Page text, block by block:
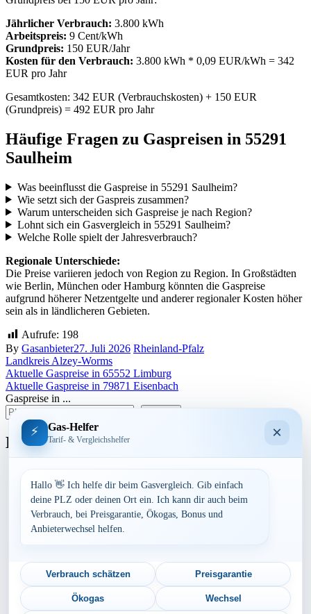
Jährlicher Verbrauch: 3.800 kWh
Arbeitspreis: 9 Cent/kWh
Grundpreis: 150 EUR/Jahr
Kosten für den Verbrauch: 3.800 kWh * 0,09 EUR/kWh = 342
EUR pro Jahr
Gesamtkosten: 342 EUR (Verbrauchskosten) + 150 EUR
(Grundpreis) = 492 EUR pro Jahr
Häufige Fragen zu Gaspreisen in 55291
Saulheim
Was beeinflusst die Gaspreise in 55291 Saulheim?
Wie setzt sich der Gaspreis zusammen?
Warum unterscheiden sich Gaspreise je nach Region?
Lohnt sich ein Gasvergleich in 55291 Saulheim?
Welche Rolle spielt der Jahresverbrauch?
Regionale Unterschiede:
Die Preise variieren jedoch von Region zu Region. In Großstädten
wie Berlin, München oder Hamburg könnten die Gaspreise
aufgrund höherer Netzentgelte und anderer regionaler Kosten höher
sein als in ländlicheren Gebieten.
Aufrufe: 198
By Gasanbieter27. Juli 2026 Rheinland-Pfalz
Landkreis Alzey-Worms
Beitragsnavigation
Aktuelle Gaspreise in 65552 Limburg
Aktuelle Gaspreise in 79871 Eisenbach
Gaspreise in ...
Bundesland
Bayern
Berlin
Brandenburg
Hamburg
Mecklenburg-Vorpommern
Niedersachsen
Nordrhein-Westfalen
Rheinland-Pfalz
Saarland
⚡ Gas-Helfer
Tarif- & Vergleichshelfer ×
Hallo 👋 Ich helfe dir beim Gasvergleich. Gib einfach
deine PLZ oder deinen Ort ein. Ich kann dir auch beim
Verbrauch, bei Preisgarantie, Ökogas, Bonus und
Anbieterwechsel helfen.
Verbrauch schätzen Preisgarantie
Ökogas Wechsel